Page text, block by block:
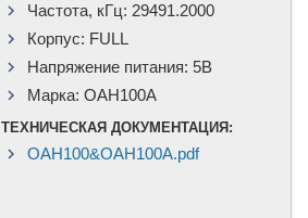
Частота, кГц: 29491.2000
Корпус: FULL
Напряжение питания: 5В
Марка: OAH100A
ТЕХНИЧЕСКАЯ ДОКУМЕНТАЦИЯ:
OAH100&OAH100A.pdf